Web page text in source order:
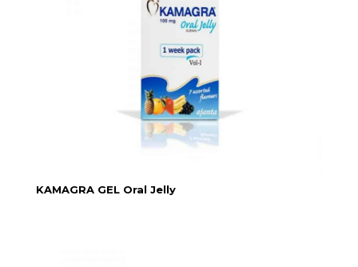
KAMAGRA GEL Oral Jelly